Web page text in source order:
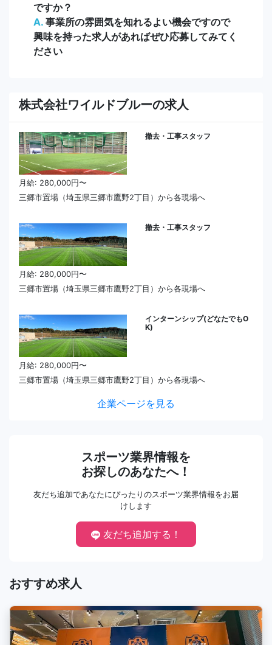
ですか？
A. 事業所の雰囲気を知れるよい機会ですので
興味を持った求人があればぜひ応募してみてく
ださい
株式会社ワイルドブルーの求人
撤去・工事スタッフ
月給: 280,000円〜
三郷市置場（埼玉県三郷市鷹野2丁目）から各現場へ
撤去・工事スタッフ
月給: 280,000円〜
三郷市置場（埼玉県三郷市鷹野2丁目）から各現場へ
インターンシップ(どなたでもO
K)
月給: 280,000円〜
三郷市置場（埼玉県三郷市鷹野2丁目）から各現場へ
企業ページを見る
スポーツ業界情報を
お探しのあなたへ！
友だち追加であなたにぴったりのスポーツ業界情報をお届
けします
友だち追加する！
おすすめ求人